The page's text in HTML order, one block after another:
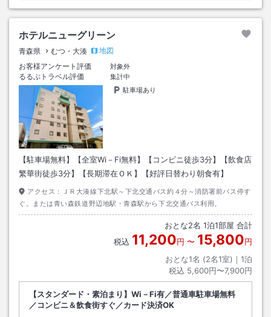
ホテルニューグリーン
青森県 むつ・大湊
地図
お客様アンケート評価
対象外
るるぶトラベル評価
集計中
駐車場あり
【駐車場無料】【全室Wi－Fi無料】【コンビニ徒歩3分】【飲食店
繁華街徒歩3分】【長期滞在ＯＫ】【好評日替わり朝食有】
アクセス：
ＪＲ大湊線下北駅～下北交通バス約４分～消防署前バス停す
ぐ。または青い森鉄道野辺地駅・青森駅から下北交通バス利用。
おとな2名 1泊1部屋 合計
税込 11,200円 〜 15,800円
おとな1名 (2名1室)｜ 1泊
税込 5,600円〜7,900円
【スタンダード・素泊まり】Wi－Fi有／普通車駐車場無料
／コンビニ＆飲食街すぐ／カード決済OK